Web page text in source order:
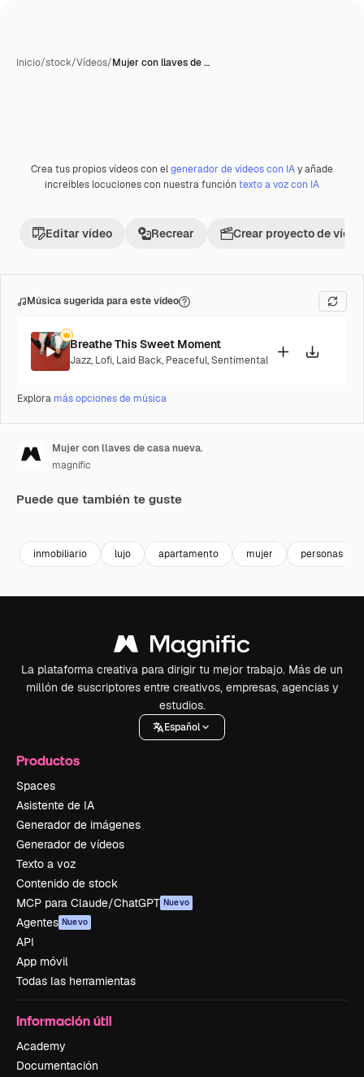
Inicio/stock/Vídeos/Mujer con llaves de …
Crea tus propios vídeos con elgenerador de vídeos con IAy añade
increíbles locuciones con nuestra función texto a voz con IA
Editar vídeo Recrear Crear proyecto de vídeo
Música sugerida para este vídeo
Breathe This Sweet Moment
Jazz, Lofi, Laid Back, Peaceful,Sentimental
Explora más opciones de música
Mujer con llaves de casa nueva.
magnific
Puede que también te guste
inmobiliario lujo apartamento mujer personas
La plataforma creativa para dirigir tu mejor trabajo. Más de un
millón de suscriptores entre creativos, empresas, agencias y
estudios.
Español
Productos
Spaces
Asistente de IA
Generador de imágenes
Generador de vídeos
Texto a voz
Contenido de stock
MCP para Claude/ChatGPT Nuevo
Agentes Nuevo
API
App móvil
Todas las herramientas
Información útil
Academy
Documentación